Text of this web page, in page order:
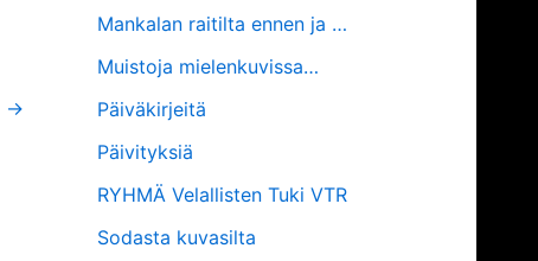
→
Mankalan raitilta ennen ja …
Muistoja mielenkuvissa…
Päiväkirjeitä
Päivityksiä
RYHMÄ Velallisten Tuki VTR
Sodasta kuvasilta